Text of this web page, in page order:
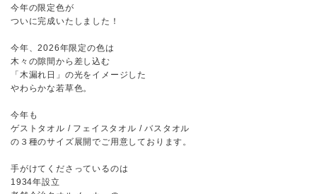
今年の限定色が
ついに完成いたしました！
今年、2026年限定の色は
木々の隙間から差し込む
「木漏れ日」の光をイメージした
やわらかな若草色。
今年も
ゲストタオル / フェイスタオル / バスタオル
の３種のサイズ展開でご用意しております。
手がけてくださっているのは
1934年設立